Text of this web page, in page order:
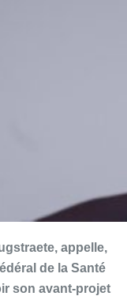
appelle,
de la Santé
son avant-projet